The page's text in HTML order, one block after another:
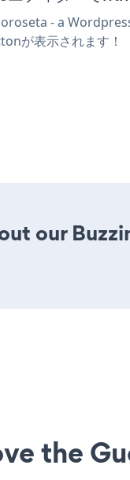
- a
が表示されます！
our
the